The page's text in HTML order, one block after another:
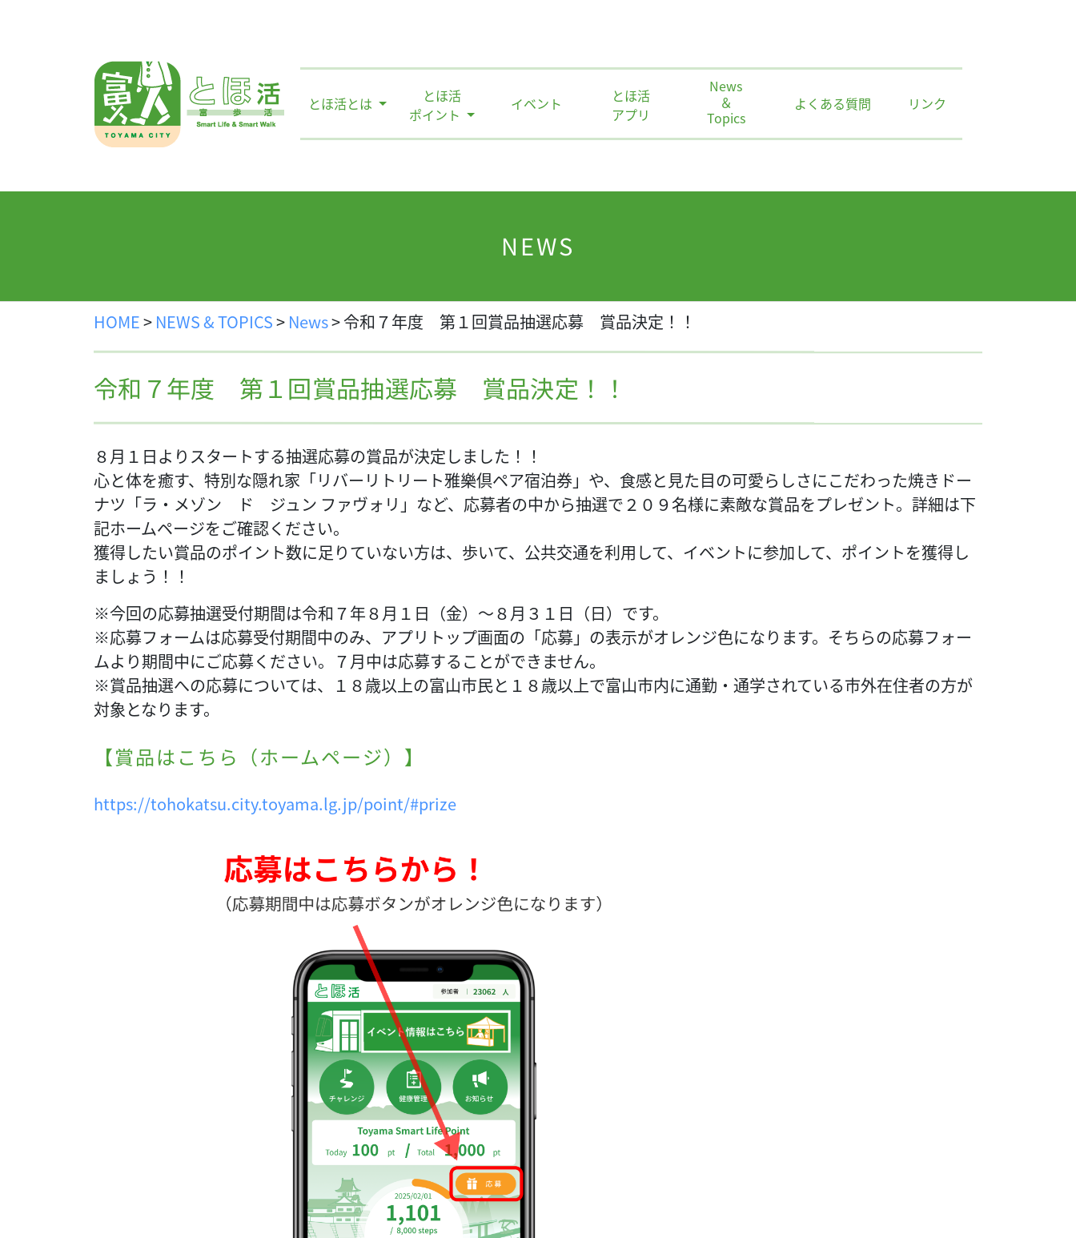
とほ活とは
とほ活
ポイント
イベント
とほ活
アプリ
News
＆
Topics
よくある質問 リンク
NEWS
HOME> NEWS & TOPICS> News>令和７年度 第１回賞品抽選応募 賞品決定！！
令和７年度 第１回賞品抽選応募 賞品決定！！
８月１日よりスタートする抽選応募の賞品が決定しました！！
心と体を癒す、特別な隠れ家「リバーリトリート雅樂倶ペア宿泊券」や、食感と見た目の可愛らしさにこだわった焼きドー
ナツ「ラ・メゾン ド ジュン ファヴォリ」など、応募者の中から抽選で２０９名様に素敵な賞品をプレゼント。詳細は下
記ホームページをご確認ください。
獲得したい賞品のポイント数に足りていない方は、歩いて、公共交通を利用して、イベントに参加して、ポイントを獲得し
ましょう！！
※今回の応募抽選受付期間は令和７年８月１日（金）～８月３１日（日）です。
※応募フォームは応募受付期間中のみ、アプリトップ画面の「応募」の表示がオレンジ色になります。そちらの応募フォー
ムより期間中にご応募ください。７月中は応募することができません。
※賞品抽選への応募については、１８歳以上の富山市民と１８歳以上で富山市内に通勤・通学されている市外在住者の方が
対象となります。
【賞品はこちら（ホームページ）】
https://tohokatsu.city.toyama.lg.jp/point/#prize